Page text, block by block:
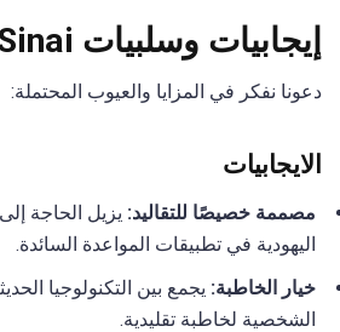
إيجابيات وسلبيات SawYouAtSinai
دعونا نفكر في المزايا والعيوب المحتملة:
الايجابيات
مصممة خصيصًا للتقاليد: يزيل الحاجة
اليهودية في تطبيقات المواعدة السائدة.
خيار الخاطبة: يجمع بين التكنولوجيا
الشخصية لخاطبة تقليدية.